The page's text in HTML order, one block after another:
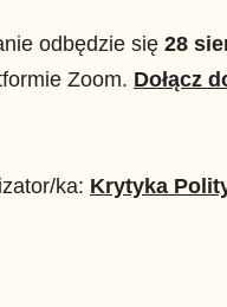
odbędzie się 28
Zoom. Dołącz
ka: Krytyka